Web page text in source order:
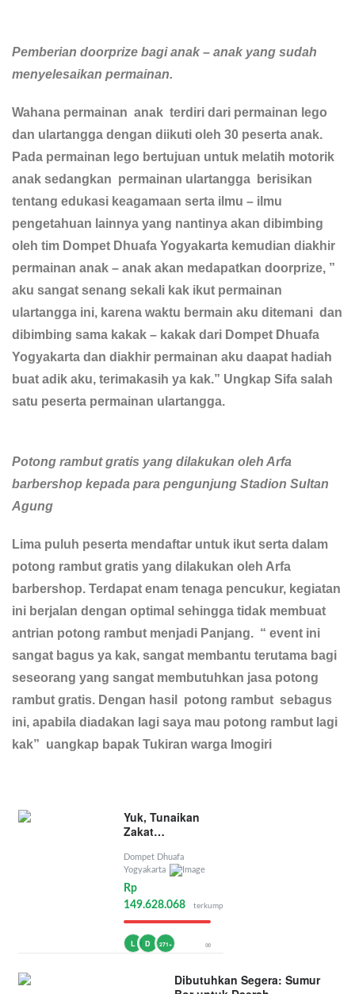
Pemberian doorprize bagi anak – anak yang sudah
menyelesaikan permainan.
Wahana permainan anak terdiri dari permainan lego
dan ulartangga dengan diikuti oleh 30 peserta anak.
Pada permainan lego bertujuan untuk melatih motorik
anak sedangkan permainan ulartangga berisikan
tentang edukasi keagamaan serta ilmu – ilmu
pengetahuan lainnya yang nantinya akan dibimbing
oleh tim Dompet Dhuafa Yogyakarta kemudian diakhir
permainan anak – anak akan medapatkan doorprize, ”
aku sangat senang sekali kak ikut permainan
ulartangga ini, karena waktu bermain aku ditemani dan
dibimbing sama kakak – kakak dari Dompet Dhuafa
Yogyakarta dan diakhir permainan aku daapat hadiah
buat adik aku, terimakasih ya kak.” Ungkap Sifa salah
satu peserta permainan ulartangga.
Potong rambut gratis yang dilakukan oleh Arfa
barbershop kepada para pengunjung Stadion Sultan
Agung
Lima puluh peserta mendaftar untuk ikut serta dalam
potong rambut gratis yang dilakukan oleh Arfa
barbershop. Terdapat enam tenaga pencukur, kegiatan
ini berjalan dengan optimal sehingga tidak membuat
antrian potong rambut menjadi Panjang. “ event ini
sangat bagus ya kak, sangat membantu terutama bagi
seseorang yang sangat membutuhkan jasa potong
rambut gratis. Dengan hasil potong rambut sebagus
ini, apabila diadakan lagi saya mau potong rambut lagi
kak” uangkap bapak Tukiran warga Imogiri
Yuk, Tunaikan
Zakat
Dompet Dhuafa
Yogyakarta
Rp
149.628.068
terkumpul
L D 271+ ∞
Dibutuhkan Segera: Sumur